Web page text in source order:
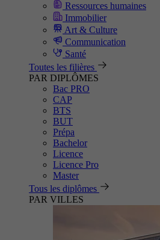
Ressources humaines
Immobilier
Art & Culture
Communication
Santé
Toutes les filières
PAR DIPLÔMES
Bac PRO
CAP
BTS
BUT
Prépa
Bachelor
Licence
Licence Pro
Master
Tous les diplômes
PAR VILLES